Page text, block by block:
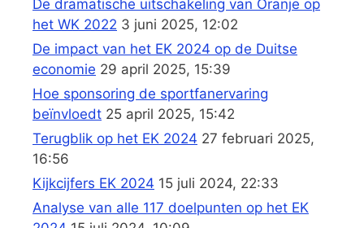
De dramatische uitschakeling van Oranje op
het WK 2022 3 juni 2025, 12:02
De impact van het EK 2024 op de Duitse
economie 29 april 2025, 15:39
Hoe sponsoring de sportfanervaring
beïnvloedt 25 april 2025, 15:42
Terugblik op het EK 2024 27 februari 2025,
16:56
Kijkcijfers EK 2024 15 juli 2024, 22:33
Analyse van alle 117 doelpunten op het EK